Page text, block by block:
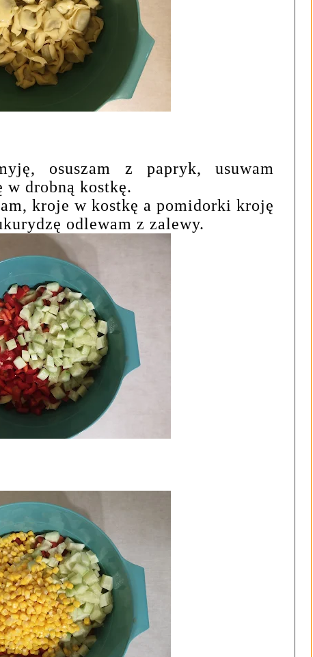
osuszam z papryk, usuwam
w drobną kostkę.
kroje w kostkę a pomidorki kroję
odlewam z zalewy.